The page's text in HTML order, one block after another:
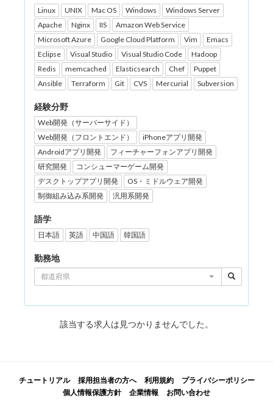
Linux UNIX Mac OS Windows
Windows Server
Apache
Nginx IIS
Amazon Web Service
Microsoft Azure
Google Cloud Platform Vim
Emacs
Eclipse
Visual Studio Visual Studio Code
Hadoop
Redis
memcached Elasticsearch Chef
Puppet
Ansible
Terraform Git CVS Mercurial Subversion
経験分野
Web開発（サーバーサイド）
Web開発（フロントエンド）
iPhoneアプリ開発
Androidアプリ開発
フィーチャーフォンアプリ開発
研究開発
コンシューマーゲーム開発
デスクトップアプリ開発
OS・ミドルウェア開発
制御組み込み系開発
汎用系開発
語学
日本語 英語 中国語 韓国語
勤務地
都道府県
該当する求人は見つかりませんでした。
チュートリアル 採用担当者の方へ 利用規約
プライバシーポリシー
個人情報保護方針
企業情報 お問い合わせ